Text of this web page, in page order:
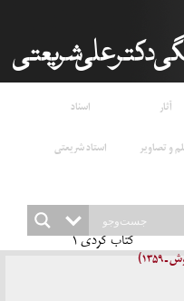
آثار
اسناد
و تصاویر
استاد شریعتی
کتاب کردی ۱